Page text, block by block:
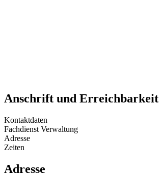
Anschrift und Erreichbarkeit
Kontaktdaten
Fachdienst Verwaltung
Adresse
Zeiten
Adresse